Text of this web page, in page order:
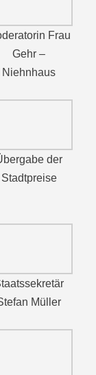
Frau
Gehr –
Niehnhaus
der
Stadtpreise
Müller